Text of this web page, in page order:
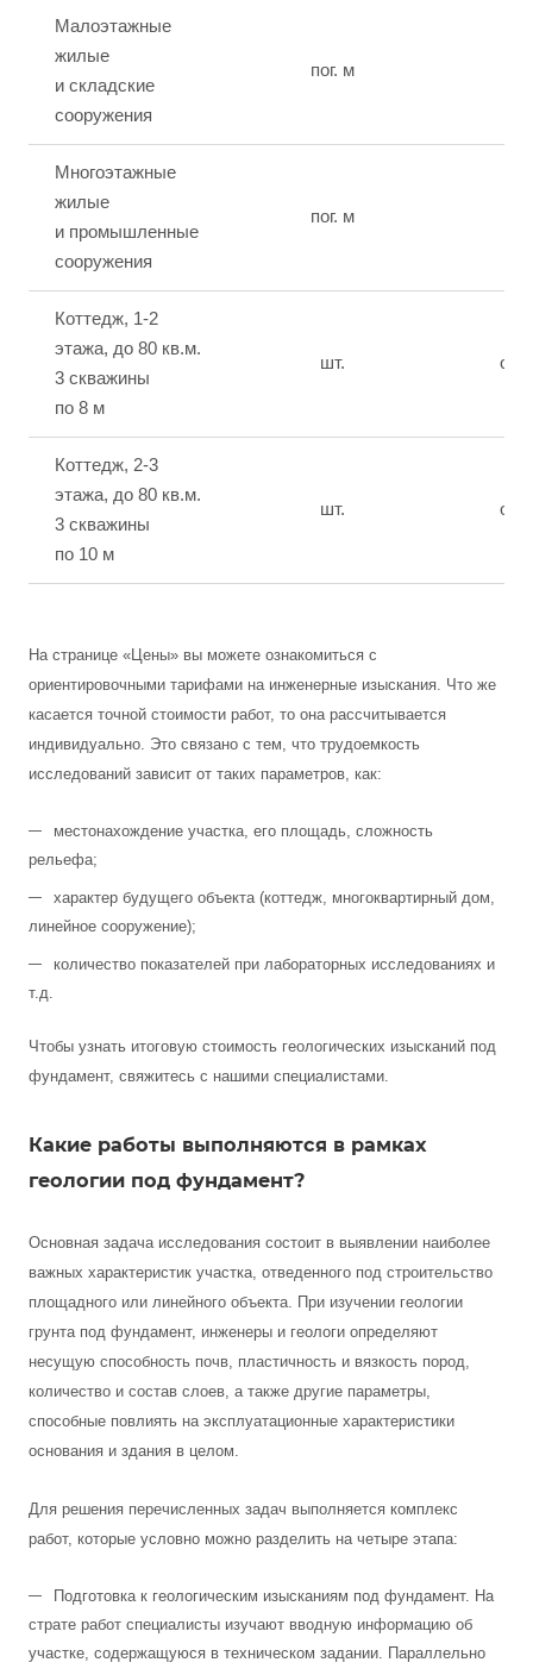
Малоэтажные
жилые
и складские
сооружения
пог. м
Многоэтажные
жилые
и промышленные
сооружения
пог. м
Коттедж, 1-2
этажа, до 80 кв.м.
3 скважины
по 8 м
шт. от
Коттедж, 2-3
этажа, до 80 кв.м.
3 скважины
по 10 м
шт. от
На странице «Цены» вы можете ознакомиться с
ориентировочными тарифами на инженерные изыскания. Что же
касается точной стоимости работ, то она рассчитывается
индивидуально. Это связано с тем, что трудоемкость
исследований зависит от таких параметров, как:
местонахождение участка, его площадь, сложность
рельефа;
характер будущего объекта (коттедж, многоквартирный дом,
линейное сооружение);
количество показателей при лабораторных исследованиях и
т.д.
Чтобы узнать итоговую стоимость геологических изысканий под
фундамент, свяжитесь с нашими специалистами.
Какие работы выполняются в рамках
геологии под фундамент?
Основная задача исследования состоит в выявлении наиболее
важных характеристик участка, отведенного под строительство
площадного или линейного объекта. При изучении геологии
грунта под фундамент, инженеры и геологи определяют
несущую способность почв, пластичность и вязкость пород,
количество и состав слоев, а также другие параметры,
способные повлиять на эксплуатационные характеристики
основания и здания в целом.
Для решения перечисленных задач выполняется комплекс
работ, которые условно можно разделить на четыре этапа:
Подготовка к геологическим изысканиям под фундамент. На
страте работ специалисты изучают вводную информацию об
участке, содержащуюся в техническом задании. Параллельно